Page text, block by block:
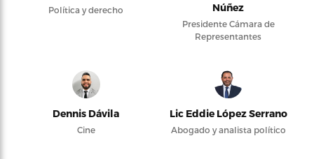
Política y derecho
Núñez
Presidente Cámara de
Representantes
Dennis Dávila
Cine
Lic Eddie López Serrano
Abogado y analista político